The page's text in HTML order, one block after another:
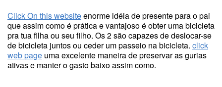
Click On this websiteenorme idéia de presente para o pai
que assim como é prática e vantajoso é obter uma bicicleta
pra tua filha ou seu filho. Os 2 são capazes de deslocar-se
de bicicleta juntos ou ceder um passeio na bicicleta. click
web page uma excelente maneira de preservar as gurias
ativas e manter o gasto baixo assim como.